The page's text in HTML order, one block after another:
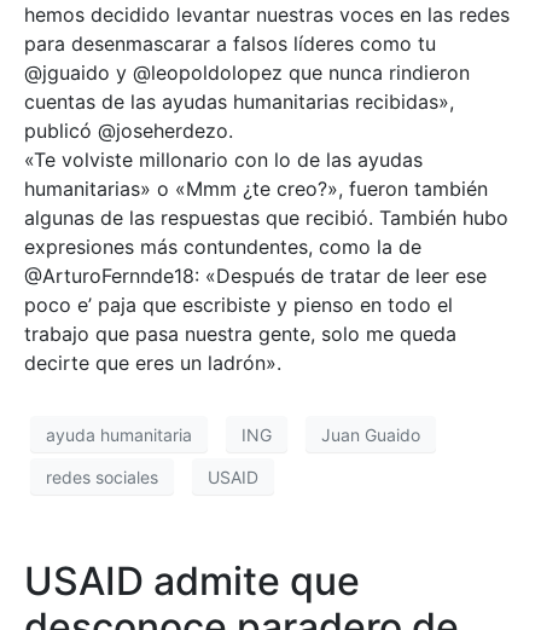
hemos decidido levantar nuestras voces en las redes
para desenmascarar a falsos líderes como tu
@jguaido y @leopoldolopez que nunca rindieron
cuentas de las ayudas humanitarias recibidas»,
publicó @joseherdezo.
«Te volviste millonario con lo de las ayudas
humanitarias» o «Mmm ¿te creo?», fueron también
algunas de las respuestas que recibió. También hubo
expresiones más contundentes, como la de
@ArturoFernnde18: «Después de tratar de leer ese
poco e’ paja que escribiste y pienso en todo el
trabajo que pasa nuestra gente, solo me queda
decirte que eres un ladrón».
ayuda humanitaria ING Juan Guaido
redes sociales USAID
USAID admite que